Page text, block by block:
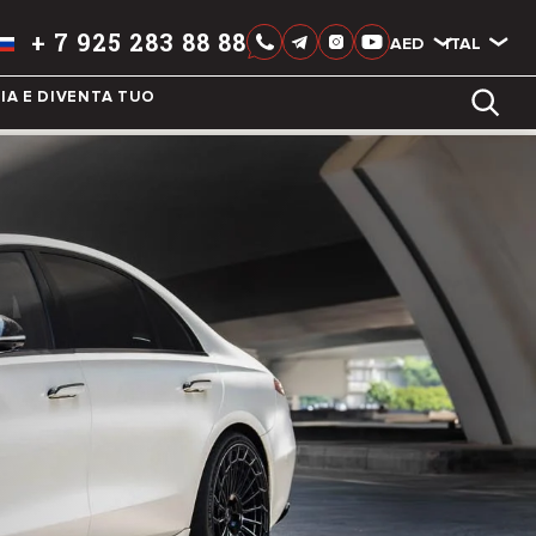
AED
+ 7 925 283 88 88 AED ITALIAN
E DIVENTA TUO